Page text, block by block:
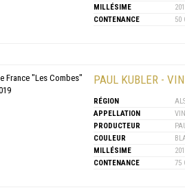
MILLÉSIME
CONTENANCE
50
PAUL KUBLER -
RÉGION
APPELLATION
PRODUCTEUR
COULEUR
MILLÉSIME
CONTENANCE
75